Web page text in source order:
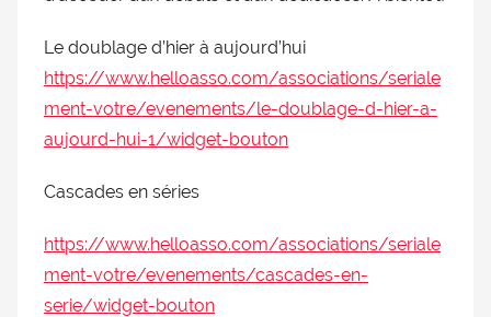
doublage
Le doublage d’hier à aujourd’hui
https://www.helloasso.com/associations/seriale
ment-votre/evenements/le-doublage-d-hier-a-
aujourd-hui-1/widget-bouton
Cascades en séries
https://www.helloasso.com/associations/seriale
ment-votre/evenements/cascades-en-
serie/widget-bouton